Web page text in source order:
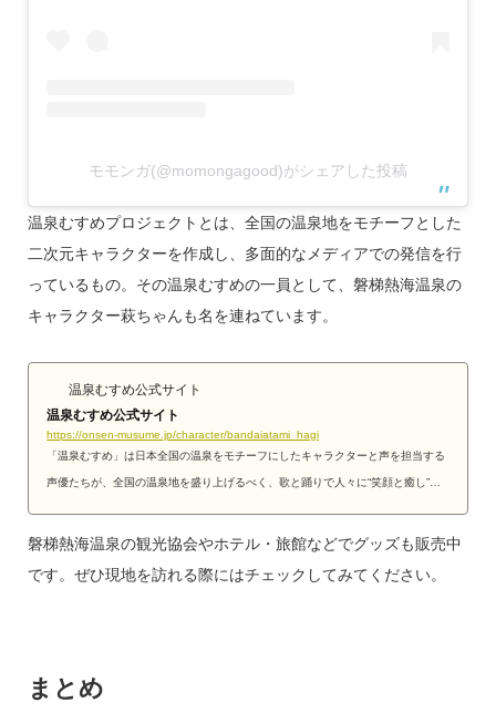
モモンガ(@momongagood)がシェアした投稿
温泉むすめプロジェクトとは、全国の温泉地をモチーフとした
二次元キャラクターを作成し、多面的なメディアでの発信を行
っているもの。その温泉むすめの一員として、磐梯熱海温泉の
キャラクター萩ちゃんも名を連ねています。
温泉むすめ公式サイト
温泉むすめ公式サイト
https://onsen-musume.jp/character/bandaiatami_hagi
「温泉むすめ」は日本全国の温泉をモチーフにしたキャラクターと声を担当する
声優たちが、全国の温泉地を盛り上げるべく、歌と踊りで人々に“笑顔と癒し”を
磐梯熱海温泉の観光協会やホテル・旅館などでグッズも販売中
です。ぜひ現地を訪れる際にはチェックしてみてください。
まとめ